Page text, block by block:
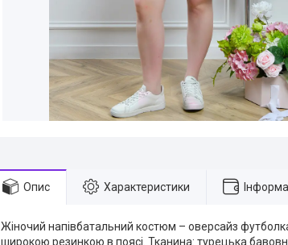
Опис Характеристики
Жіночий напівбатальний костюм – оверсайз
широкою резинкою в поясі. Тканина: турецька